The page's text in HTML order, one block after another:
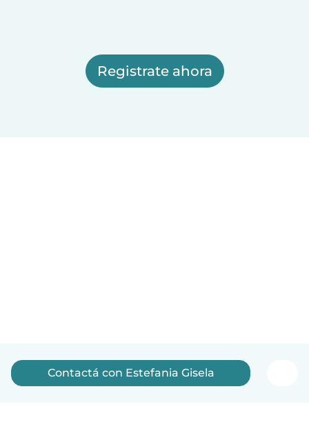
Registrate ahora
Contactá con Estefania Gisela